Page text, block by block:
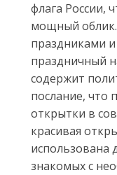
флага России,
мощный
праздниками
праздничный
содержит
послание, что
открытки в
красивая
использована
знакомых с